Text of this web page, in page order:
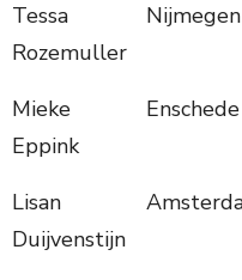
Tessa
Rozemuller
Nijmegen
Mieke
Eppink
Enschede
Lisan
Duijvenstijn